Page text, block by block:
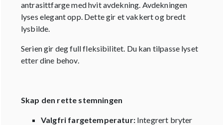
antrasittfarge med hvit avdekning. Avdekningen
lyses elegant opp. Dette gir et vakkert og bredt
lysbilde.
Serien gir deg full fleksibilitet. Du kan tilpasse lyset
etter dine behov.
Skap den rette stemningen
Valgfri fargetemperatur:Integrert bryter